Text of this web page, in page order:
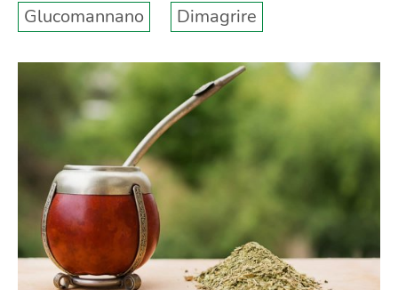
Glucomannano
Dimagrire